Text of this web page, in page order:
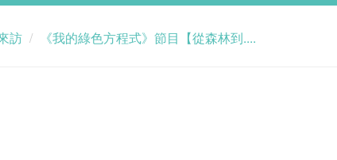
訪 《我的綠色方程式》節目【從森林到....